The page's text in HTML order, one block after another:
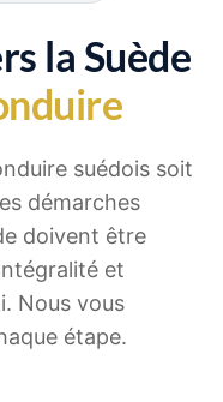
la Suède
suédois soit
démarches
doivent être
et
Nous vous
étape.